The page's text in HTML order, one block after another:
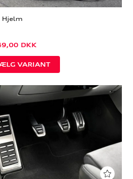
Hjelm
DKK
VARIANT